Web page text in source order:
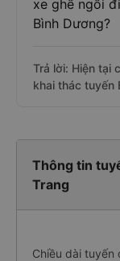
xe ghế ngồi
Bình Dương?
Trả lời: Hiện tại
khai thác tuyến
Thông tin
Trang
Chiều dài tuyến